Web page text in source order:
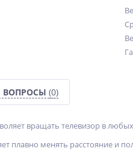
(0)
вращать телевизор в
плавно менять расстояние и